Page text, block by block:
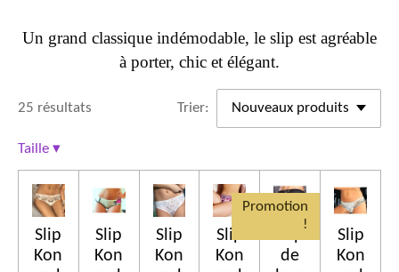
Un grand classique indémodable, le slip est agréable
à porter, chic et élégant.
25 résultats Trier:
Taille ▾
Slip
Kon
Slip
Kon
Slip
Kon
Slip
Kon
Promotion
!
de
Slip
Kon